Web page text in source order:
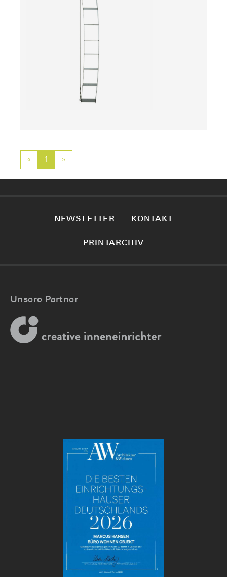
« Previous
1 »
NEWSLETTER KONTAKT
PRINTARCHIV
Unsere Partner